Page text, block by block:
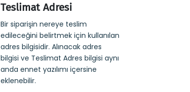
Teslimat Adresi
Bir siparişin nereye teslim
edileceğini belirtmek için kullanılan
adres bilgisidir. Alınacak adres
bilgisi ve Teslimat Adres bilgisi aynı
anda ennet yazılımı içersine
eklenebilir.